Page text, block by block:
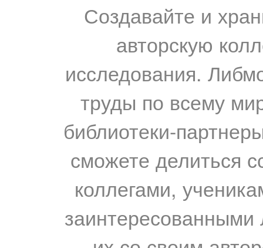
Создавайте и
авторскую
исследования.
труды по всему
библиотеки-
сможете делиться
коллегами,